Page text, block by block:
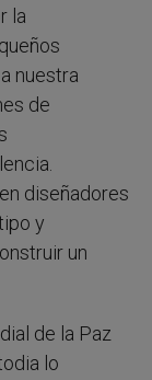
la
nuestra
de
diseñadores
y
un
de la Paz
lo